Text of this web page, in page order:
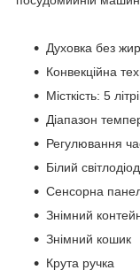
Духовка без
Конвекційна
Місткість: 5
Діапазон
Регулювання
Білий
Сенсорна
Знімний
Знімний кошик
Крута ручка